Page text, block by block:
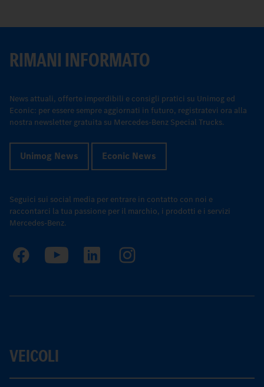
RIMANI INFORMATO
News attuali, offerte imperdibili e consigli pratici su Unimog ed
Econic: per essere sempre aggiornati in futuro, registratevi ora alla
nostra newsletter gratuita su Mercedes-Benz Special Trucks.
Unimog News Econic News
Seguici sui social media per entrare in contatto con noi e
raccontarci la tua passione per il marchio, i prodotti e i servizi
Mercedes-Benz.
VEICOLI